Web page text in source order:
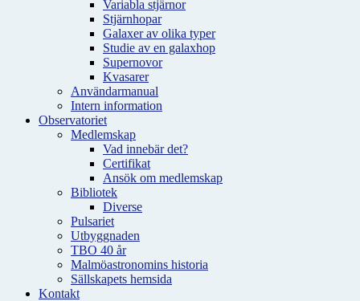
Variabla stjärnor
Stjärnhopar
Galaxer av olika typer
Studie av en galaxhop
Supernovor
Kvasarer
Användarmanual
Intern information
Observatoriet
Medlemskap
Vad innebär det?
Certifikat
Ansök om medlemskap
Bibliotek
Diverse
Pulsariet
Utbyggnaden
TBO 40 år
Malmöastronomins historia
Sällskapets hemsida
Kontakt